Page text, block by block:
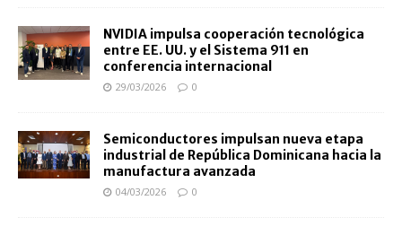
NVIDIA impulsa cooperación tecnológica
entre EE. UU. y el Sistema 911 en
conferencia internacional
29/03/2026 0
Semiconductores impulsan nueva etapa
industrial de República Dominicana hacia la
manufactura avanzada
04/03/2026 0